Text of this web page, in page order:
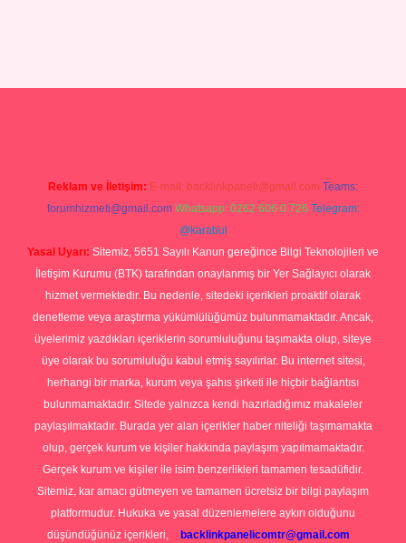
Reklam ve İletişim: E-mail: backlinkpaneli@gmail.com Teams:
forumhizmeti@gmail.com Whatsapp: 0262 606 0 726 Telegram:
@karabul
Yasal Uyarı: Sitemiz, 5651 Sayılı Kanun gereğince Bilgi Teknolojileri ve
İletişim Kurumu (BTK) tarafından onaylanmış bir Yer Sağlayıcı olarak
hizmet vermektedir. Bu nedenle, sitedeki içerikleri proaktif olarak
denetleme veya araştırma yükümlülüğümüz bulunmamaktadır. Ancak,
üyelerimiz yazdıkları içeriklerin sorumluluğunu taşımakta olup, siteye
üye olarak bu sorumluluğu kabul etmiş sayılırlar. Bu internet sitesi,
herhangi bir marka, kurum veya şahıs şirketi ile hiçbir bağlantısı
bulunmamaktadır. Sitede yalnızca kendi hazırladığımız makaleler
paylaşılmaktadır. Burada yer alan içerikler haber niteliği taşımamakta
olup, gerçek kurum ve kişiler hakkında paylaşım yapılmamaktadır.
Gerçek kurum ve kişiler ile isim benzerlikleri tamamen tesadüfidir.
Sitemiz, kar amacı gütmeyen ve tamamen ücretsiz bir bilgi paylaşım
platformudur. Hukuka ve yasal düzenlemelere aykırı olduğunu
düşündüğünüz içerikleri,
backlinkpanelicomtr@gmail.com